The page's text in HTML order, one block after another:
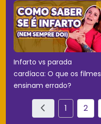
Infarto vs parada
cardíaca: O que os filmes
ensinam errado?
1 2